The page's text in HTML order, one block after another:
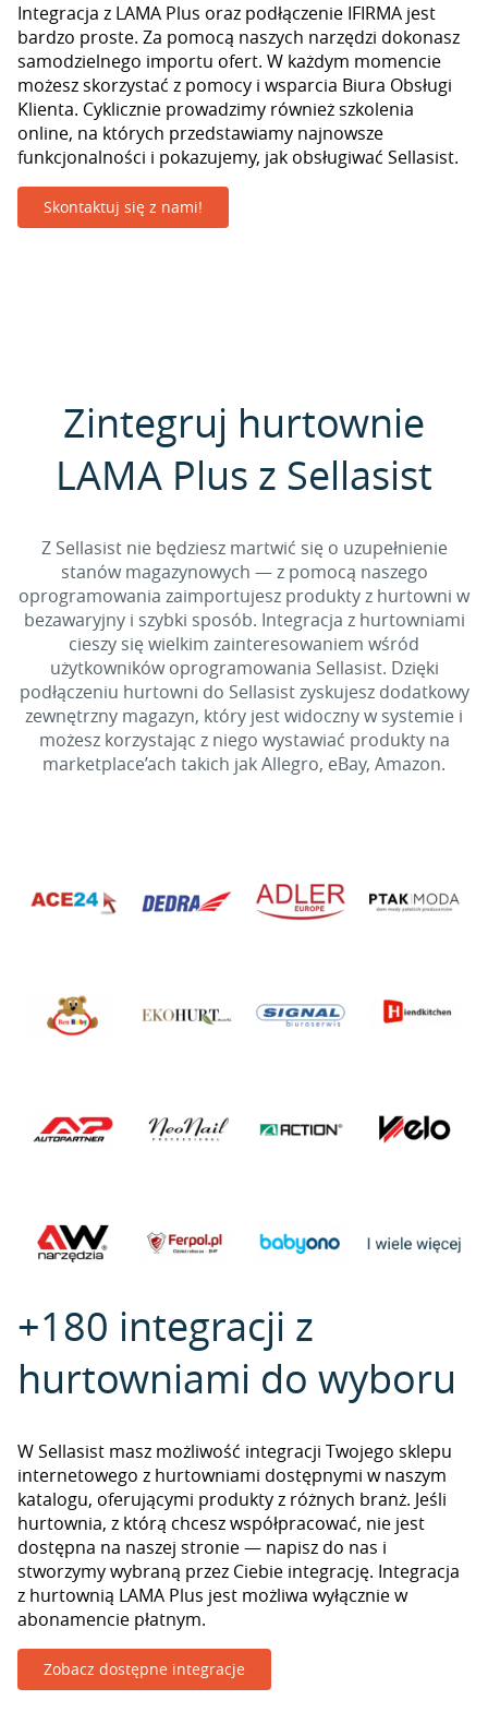
Integracja z LAMA Plus oraz podłączenie IFIRMA jest
bardzo proste. Za pomocą naszych narzędzi dokonasz
samodzielnego importu ofert. W każdym momencie
możesz skorzystać z pomocy i wsparcia Biura Obsługi
Klienta. Cyklicznie prowadzimy również szkolenia
online, na których przedstawiamy najnowsze
funkcjonalności i pokazujemy, jak obsługiwać Sellasist.
Skontaktuj się z nami!
Zintegruj hurtownie
LAMA Plus z Sellasist
Z Sellasist nie będziesz martwić się o uzupełnienie
stanów magazynowych — z pomocą naszego
oprogramowania zaimportujesz produkty z hurtowni w
bezawaryjny i szybki sposób. Integracja z hurtowniami
cieszy się wielkim zainteresowaniem wśród
użytkowników oprogramowania Sellasist. Dzięki
podłączeniu hurtowni do Sellasist zyskujesz dodatkowy
zewnętrzny magazyn, który jest widoczny w systemie i
możesz korzystając z niego wystawiać produkty na
marketplace’ach takich jak Allegro, eBay, Amazon.
+180 integracji z
hurtowniami do wyboru
W Sellasist masz możliwość integracji Twojego sklepu
internetowego z hurtowniami dostępnymi w naszym
katalogu, oferującymi produkty z różnych branż. Jeśli
hurtownia, z którą chcesz współpracować, nie jest
dostępna na naszej stronie — napisz do nas i
stworzymy wybraną przez Ciebie integrację. Integracja
z hurtownią LAMA Plus jest możliwa wyłącznie w
abonamencie płatnym.
Zobacz dostępne integracje